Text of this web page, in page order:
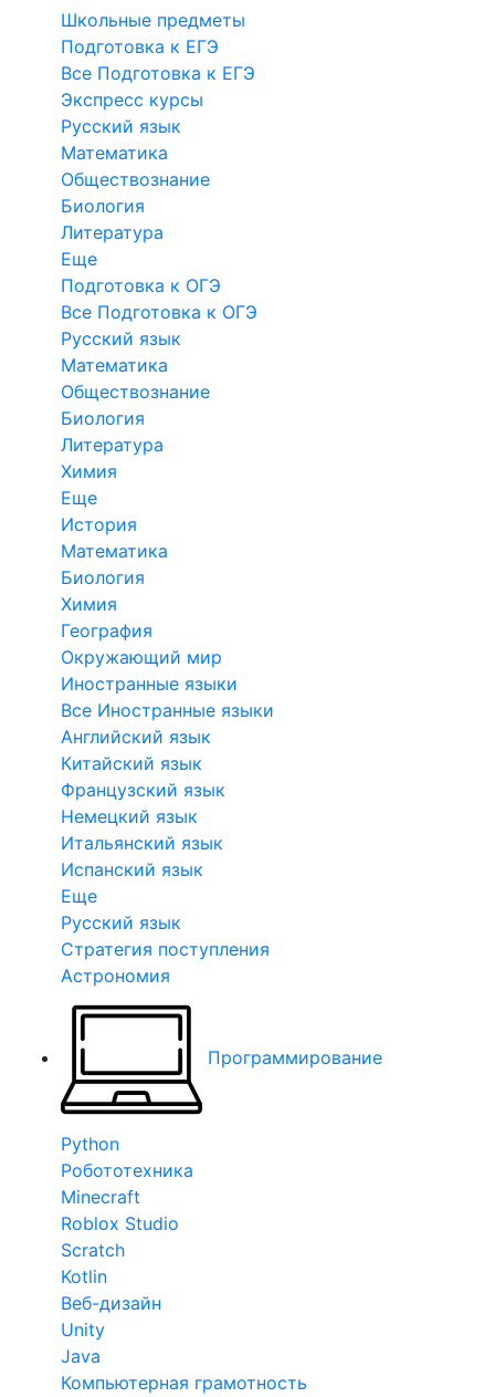
Школьные предметы
Подготовка к ЕГЭ
Все Подготовка к ЕГЭ
Экспресс курсы
Русский язык
Математика
Обществознание
Биология
Литература
Еще
Подготовка к ОГЭ
Все Подготовка к ОГЭ
Русский язык
Математика
Обществознание
Биология
Литература
Химия
Еще
История
Математика
Биология
Химия
География
Окружающий мир
Иностранные языки
Все Иностранные языки
Английский язык
Китайский язык
Французский язык
Немецкий язык
Итальянский язык
Испанский язык
Еще
Русский язык
Стратегия поступления
Астрономия
Программирование
Python
Робототехника
Minecraft
Roblox Studio
Scratch
Kotlin
Веб-дизайн
Unity
Java
Компьютерная грамотность